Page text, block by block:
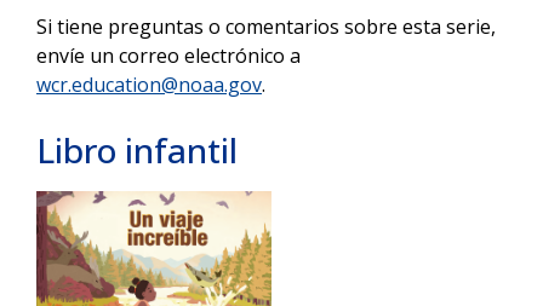
Si tiene preguntas o comentarios sobre esta serie,
envíe un correo electrónico a
wcr.education@noaa.gov.
Libro infantil